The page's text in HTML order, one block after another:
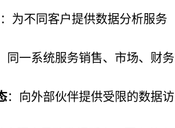
：为不同客户提供数据分析服务
同一系统服务销售、市场、财
：向外部伙伴提供受限的数据